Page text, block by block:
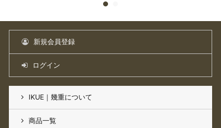
新規会員登録
ログイン
IKUE｜幾重について
商品一覧